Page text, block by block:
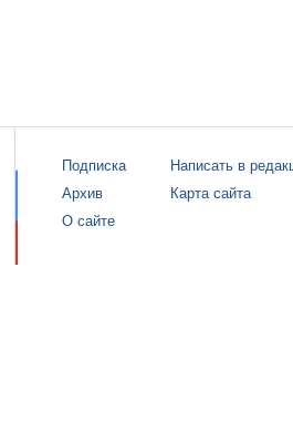
Подписка
Архив
О сайте
Написать в
Карта сайта